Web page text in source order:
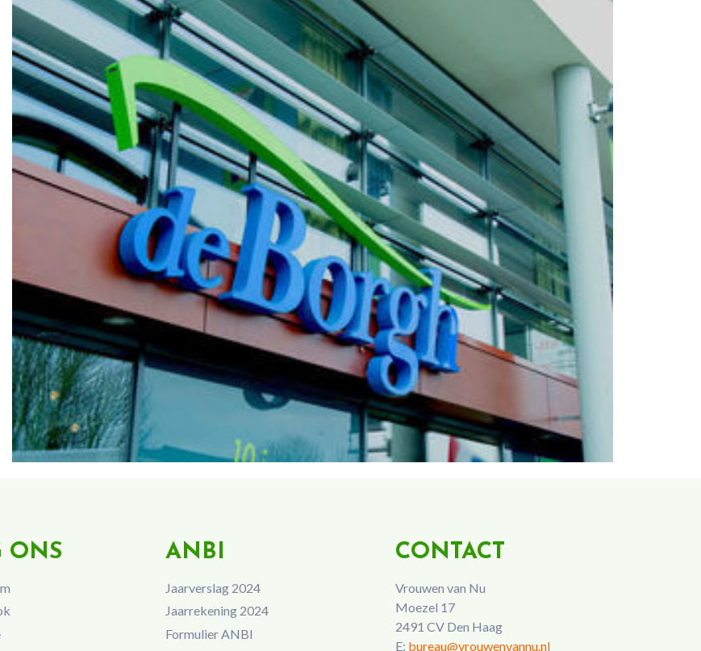
ONS ANBI
Jaarverslag 2024
Jaarrekening 2024
Formulier ANBI
CONTACT
Vrouwen van Nu
Moezel 17
2491 CV Den Haag
E: bureau@vrouwenvannu.nl